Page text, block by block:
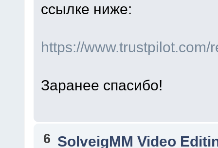
ссылке ниже:
https://
Заранее спасибо!
6 SolveigMM Video